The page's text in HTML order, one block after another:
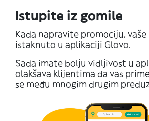
Istupite iz gomile
Kada napravite promociju,
istaknuto u aplikaciji Glovo.
Sada imate bolju vidljivost u
olakšava klijentima da vas
se među mnogim drugim